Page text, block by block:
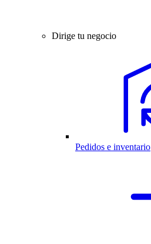
Dirige tu negocio
Pedidos e inventario